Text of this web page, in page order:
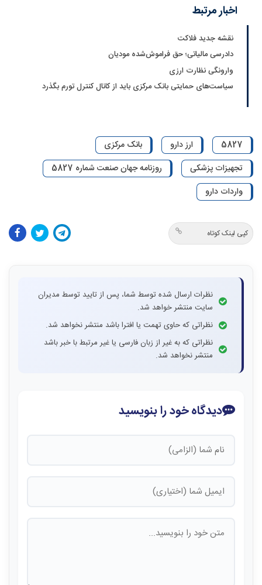
اخبار مرتبط
نقشه جدید فلاکت
دادرسی مالیاتی؛ حق فراموش‌شده مودیان
وارونگی نظارت ارزی
سیاست‌های حمایتی بانک مرکزی باید از کانال کنترل تورم بگذرد
5827 ارز دارو
بانک مرکزی
تجهیزات پزشکی
روزنامه جهان صنعت شماره 5827
واردات دارو
کپی لینک کوتاه
نظرات ارسال شده توسط شما، پس از تایید توسط مدیران
سایت منتشر خواهد شد.
نظراتی که حاوی تهمت یا افترا باشد منتشر نخواهد شد.
نظراتی که به غیر از زبان فارسی یا غیر مرتبط با خبر باشد
منتشر نخواهد شد.
دیدگاه خود را بنویسید